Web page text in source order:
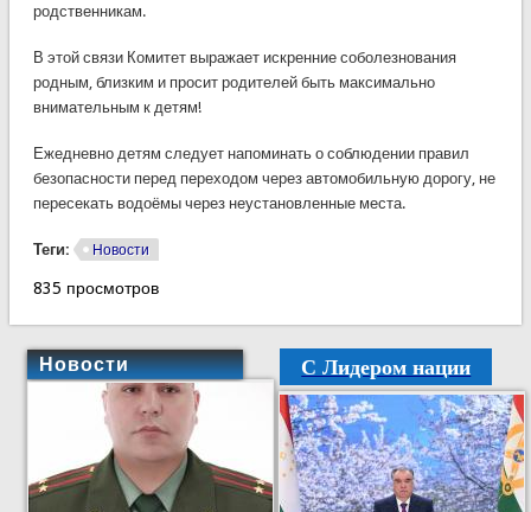
родственникам.
В этой связи Комитет выражает искренние соболезнования
родным, близким и просит родителей быть максимально
внимательным к детям!
Ежедневно детям следует напоминать о соблюдении правил
безопасности перед переходом через автомобильную дорогу, не
пересекать водоёмы через неустановленные места.
Теги: Новости
835 просмотров
Новости С Лидером нации